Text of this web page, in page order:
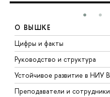
О ВЫШКЕ
Цифры и факты
Руководство и структура
Устойчивое развитие в НИУ
Преподаватели и сотрудники